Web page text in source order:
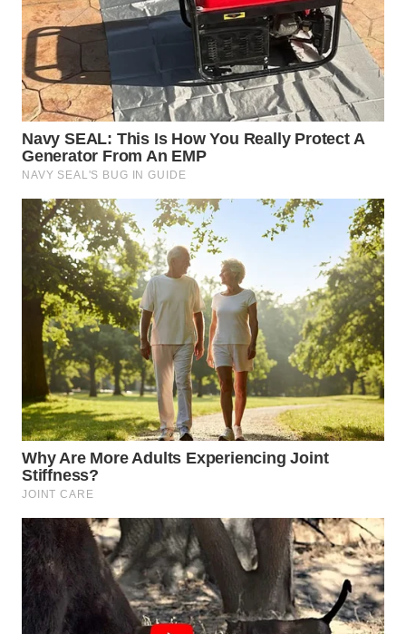
WN
TAPANULI
UTARA
WN
SAMOSIR
WN
PADANG
LAWAS
WN
SUMEDANG
WN
CIANJUR
WN
KEPULAUAN
SERIBU
WN
TANGERANG
WN
BINJAI
WN
CIREBON